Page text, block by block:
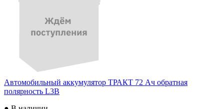
Автомобильный аккумулятор ТРАКТ 72 Ач обратная
полярность L3B